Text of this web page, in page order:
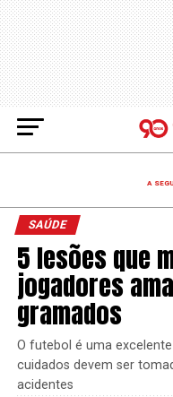
A
SAÚDE
5 lesões que
jogadores
gramados
O futebol é uma
cuidados devem ser
acidentes